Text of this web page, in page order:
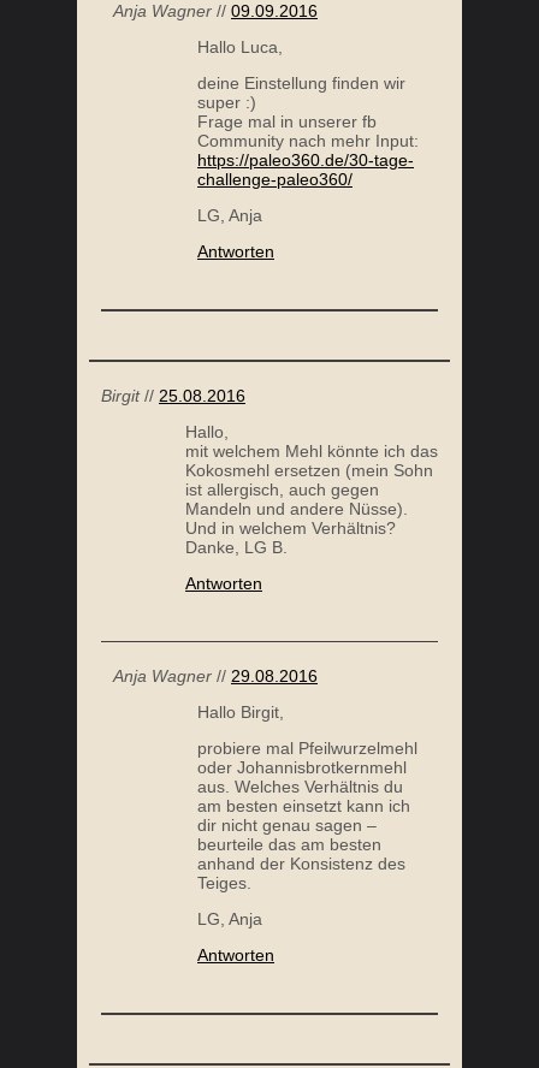
Anja Wagner // 09.09.2016
Hallo Luca,
deine Einstellung finden wir
super :)
Frage mal in unserer fb
Community nach mehr Input:
https://paleo360.de/30-tage-
challenge-paleo360/
LG, Anja
Antworten
Birgit// 25.08.2016
Hallo,
mit welchem Mehl könnte ich das
Kokosmehl ersetzen (mein Sohn
ist allergisch, auch gegen
Mandeln und andere Nüsse).
Und in welchem Verhältnis?
Danke, LG B.
Antworten
Anja Wagner // 29.08.2016
Hallo Birgit,
probiere mal Pfeilwurzelmehl
oder Johannisbrotkernmehl
aus. Welches Verhältnis du
am besten einsetzt kann ich
dir nicht genau sagen –
beurteile das am besten
anhand der Konsistenz des
Teiges.
LG, Anja
Antworten